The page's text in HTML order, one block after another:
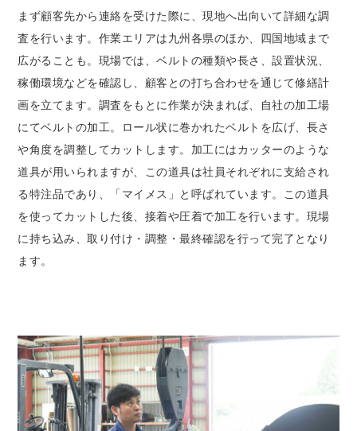
まず顧客先から連絡を受けた際に、現地へ出向いて詳細な調
査を行います。作業エリアは九州各県のほか、四国地域まで
広がることも。現場では、ベルトの種類や長さ、設置状況、
稼働環境などを確認し、顧客との打ち合わせを通じて修繕計
画を立てます。調査をもとに作業が決まれば、自社の加工場
にてベルトの加工。ロール状に巻かれたベルトを広げ、長さ
や角度を調整してカットします。加工にはカッターのような
道具が用いられますが、この道具は社員それぞれに支給され
る特注品であり、「マイメス」と呼ばれています。この道具
を使ってカットした後、接着や圧着で加工を行います。現場
に持ち込み、取り付け・調整・最終確認を行って完了となり
ます。